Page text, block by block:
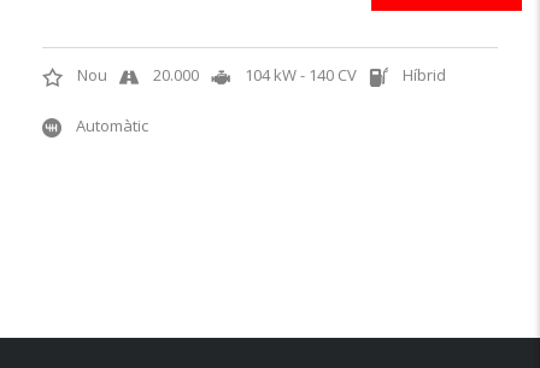
Nou 20.000 104 kW - 140 CV Híbrid
Automàtic